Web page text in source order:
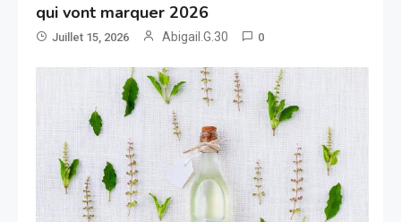
qui vont marquer 2026
Juillet 15, 2026 Abigail.G.30 0